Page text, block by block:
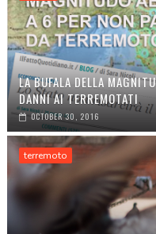
LA BUFALA DELLA
DANNI AI TERREMOTATI
OCTOBER 30, 2016
terremoto